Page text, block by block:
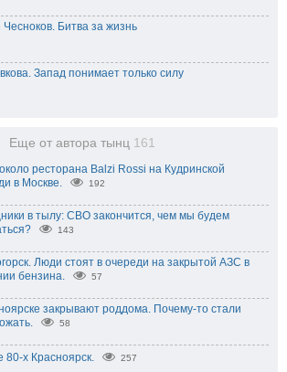
Чесноков. Битва за жизнь
Запад понимает только силу
Еще от автора тынц 161
ресторана Balzi Rossi на Кудринской
в Москве.
192
в тылу: СВО закончится, чем мы будем
143
Люди стоят в очереди на закрытой АЗС в
бензина.
57
закрывают роддома. Почему-то стали
58
80-х Красноярск. 257